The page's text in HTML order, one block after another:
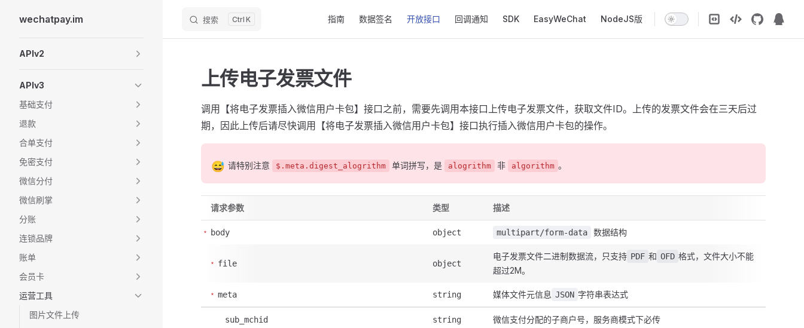
Skip to content
wechatpay.im 搜索 K 指南 数据签名 开放接口 回调通知 SDK EasyWeChat NodeJS版
APIv2
APIv3
基础支付
退款
合单支付
免密支付
微信分付
微信刷掌
分账
连锁品牌
账单
会员卡
运营工具
图片文件上传
上传电子发票文件
调用【将电子发票插入微信用户卡包】接口之前，需要先调用本接口上传电子发票文件，获取文件ID。上传的发票文件会在三天后过
期，因此上传后请尽快调用【将电子发票插入微信用户卡包】接口执行插入微信用户卡包的操作。
😅 请特别注意 $.meta.digest_alogrithm 单词拼写，是 alogrithm 非 algorithm 。
请求参数 类型 描述
body object multipart/form-data 数据结构
file object
电子发票文件二进制数据流，只支持 PDF 和 OFD 格式，文件大小不能
超过2M。
meta string 媒体文件元信息 JSON 字符串表达式
sub_mchid string 微信支付分配的子商户号，服务商模式下必传